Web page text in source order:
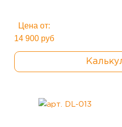
Цена от:
14 900 руб